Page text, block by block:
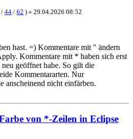
/ 44 / 62 ) » 29.04.2026 08:52
hast. =) Kommentare mit " ändern
Kommentare mit * haben sich erst
geöffnet habe. So gilt die
Kommentararten. Nur
anscheinend nicht einfärben.
von *-Zeilen in Eclipse